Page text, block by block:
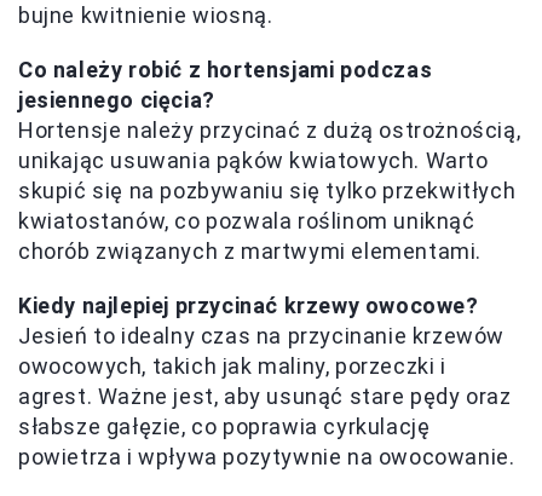
bujne kwitnienie wiosną.
Co należy robić z hortensjami podczas
jesiennego cięcia?
Hortensje należy przycinać z dużą ostrożnością,
unikając usuwania pąków kwiatowych. Warto
skupić się na pozbywaniu się tylko przekwitłych
kwiatostanów, co pozwala roślinom uniknąć
chorób związanych z martwymi elementami.
Kiedy najlepiej przycinać krzewy owocowe?
Jesień to idealny czas na przycinanie krzewów
owocowych, takich jak maliny, porzeczki i
agrest. Ważne jest, aby usunąć stare pędy oraz
słabsze gałęzie, co poprawia cyrkulację
powietrza i wpływa pozytywnie na owocowanie.